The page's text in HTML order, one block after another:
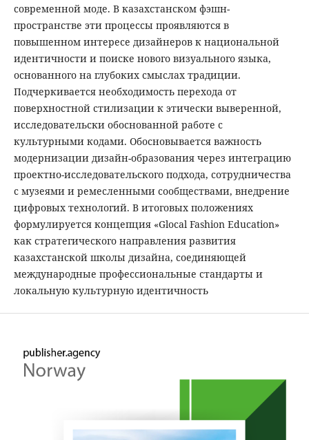
современной моде. В казахстанском фэшн-
пространстве эти процессы проявляются в
повышенном интересе дизайнеров к национальной
идентичности и поиске нового визуального языка,
основанного на глубоких смыслах традиции.
Подчеркивается необходимость перехода от
поверхностной стилизации к этически выверенной,
исследовательски обоснованной работе с
культурными кодами. Обосновывается важность
модернизации дизайн-образования через интеграцию
проектно-исследовательского подхода, сотрудничества
с музеями и ремесленными сообществами, внедрение
цифровых технологий. В итоговых положениях
формулируется концепция «Glocal Fashion Education»
как стратегического направления развития
казахстанской школы дизайна, соединяющей
международные профессиональные стандарты и
локальную культурную идентичность